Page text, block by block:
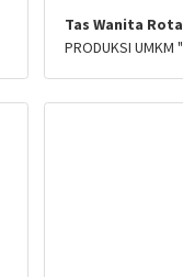
Tas Wanita
PRODUKSI UMKM